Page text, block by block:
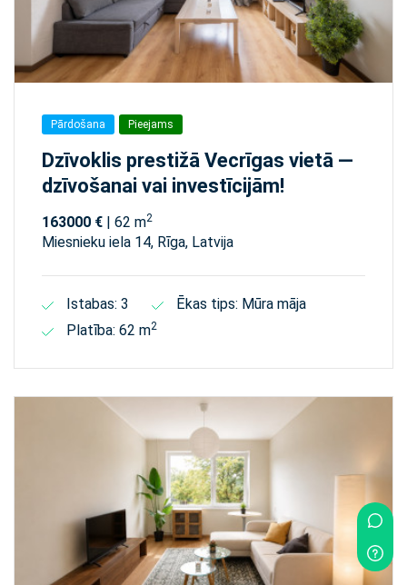
Pārdošana Pieejams
Dzīvoklis prestižā Vecrīgas vietā —
dzīvošanai vai investīcijām!
163000 € | 62 m2
Miesnieku iela 14, Rīga, Latvija
Istabas: 3
Ēkas tips: Mūra māja
Platība: 62 m2